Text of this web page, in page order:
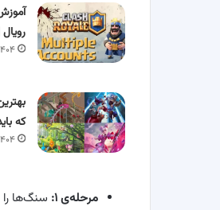
۲۳-
که
۰۹-
مرحله‌ی ۱: سنگ‌ها را